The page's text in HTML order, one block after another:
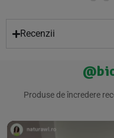
Recenzii
Produse de încredere